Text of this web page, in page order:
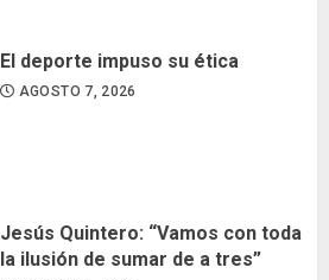
El deporte impuso su ética
AGOSTO 7, 2026
Jesús Quintero: “Vamos con toda
la ilusión de sumar de a tres”